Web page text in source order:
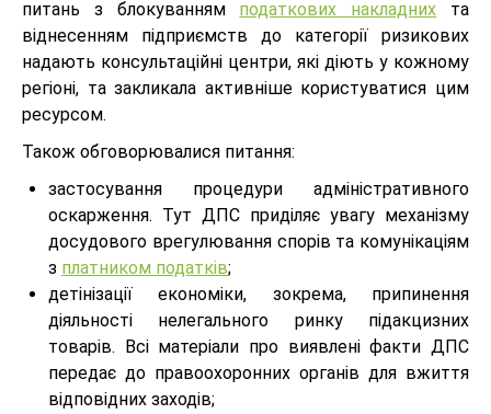
питань з блокуванням податкових накладних та
віднесенням підприємств до категорії ризикових
надають консультаційні центри, які діють у кожному
регіоні, та закликала активніше користуватися цим
ресурсом.
Також обговорювалися питання:
застосування процедури адміністративного
оскарження. Тут ДПС приділяє увагу механізму
досудового врегулювання спорів та комунікаціям
з платником податків;
детінізації економіки, зокрема, припинення
діяльності нелегального ринку підакцизних
товарів. Всі матеріали про виявлені факти ДПС
передає до правоохоронних органів для вжиття
відповідних заходів;